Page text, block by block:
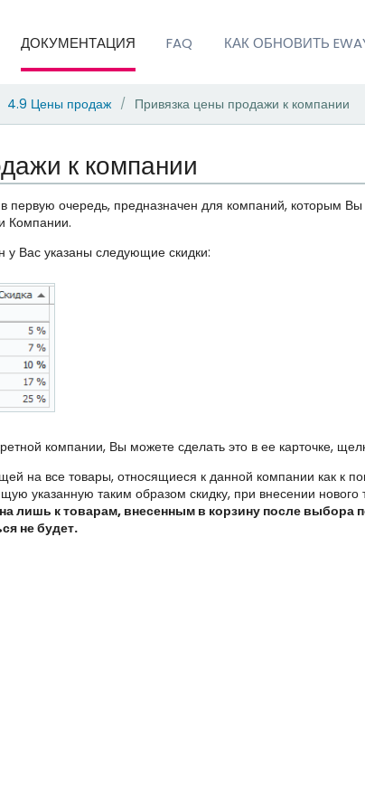
ДОКУМЕНТАЦИЯ FAQ КАК ОБНОВИТЬ
4.9 Цены продаж / Привязка цены продажи к компании
к компании
очередь, предназначен для компаний, которым
Компании.
у Вас указаны следующие скидки:
компании, Вы можете сделать это в ее карточке,
на все товары, относящиеся к данной компании как к
указанную таким образом скидку, при внесении нового
лишь к товарам, внесенным в корзину после
не будет.